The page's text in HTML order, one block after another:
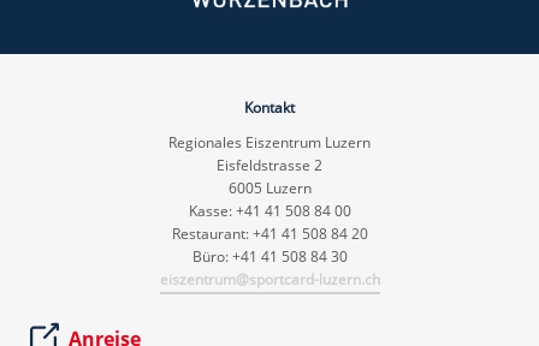
Kontakt
Regionales Eiszentrum Luzern
Eisfeldstrasse 2
6005 Luzern
Kasse: +41 41 508 84 00
Restaurant: +41 41 508 84 20
Büro: +41 41 508 84 30
eiszentrum@sportcard-luzern.ch
Anreise